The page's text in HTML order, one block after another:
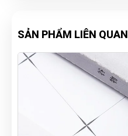
SẢN PHẨM LIÊN QUAN